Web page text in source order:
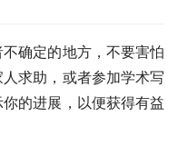
确定的地方，不要害怕
求助，或者参加学术写
的进展，以便获得有益